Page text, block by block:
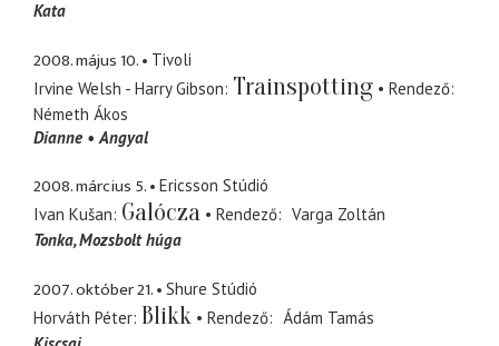
Kata
2008. május 10.
Tivoli
Irvine Welsh - Harry Gibson Trainspotting
Rendező
Németh Ákos
Dianne
Angyal
2008. március 5.
Ericsson Stúdió
Ivan Kušan Galócza Rendező
Varga Zoltán
Tonka Mozsbolt húga
2007. október 21.
Shure Stúdió
Horváth Péter Blikk Rendező
Ádám Tamás